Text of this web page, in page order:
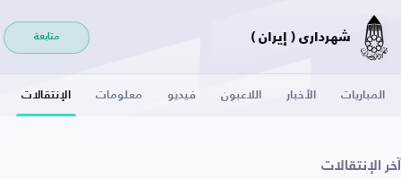
شهرداري ( إيران ) متابعة
المباريات الأخبار اللاعبون فيديو معلومات الإنتقالات
آخر الإنتقالات